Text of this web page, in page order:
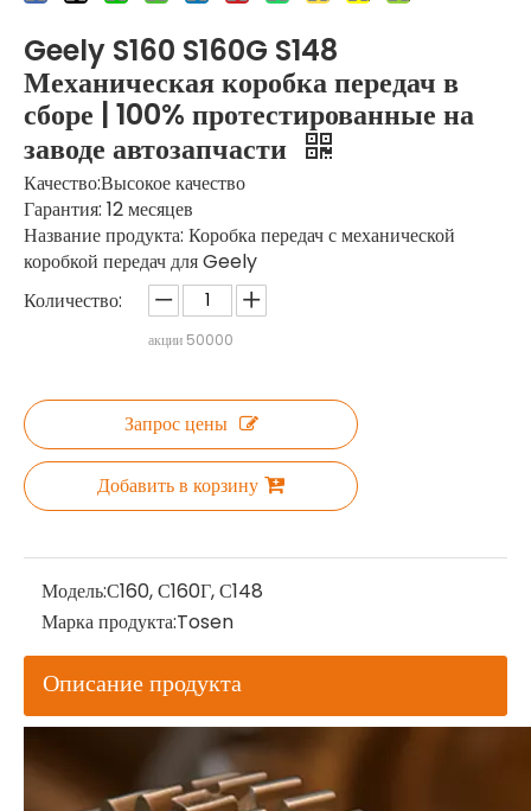
Geely S160 S160G S148
Механическая коробка передач в
сборе | 100% протестированные на
заводе автозапчасти
Качество:Высокое качество
Гарантия: 12 месяцев
Название продукта: Коробка передач с механической
коробкой передач для Geely
Количество:
акции 50000
Запрос цены
Добавить в корзину
Модель:С160, С160Г, С148
Марка продукта:Tosen
Описание продукта